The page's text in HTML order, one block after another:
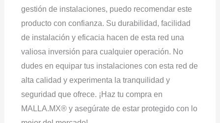
gestión de instalaciones, puedo recomendar este
producto con confianza. Su durabilidad, facilidad
de instalación y eficacia hacen de esta red una
valiosa inversión para cualquier operación. No
dudes en equipar tus instalaciones con esta red de
alta calidad y experimenta la tranquilidad y
seguridad que ofrece. ¡Haz tu compra en
MALLA.MX® y asegúrate de estar protegido con lo